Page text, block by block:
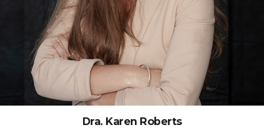
Dra. Karen Roberts